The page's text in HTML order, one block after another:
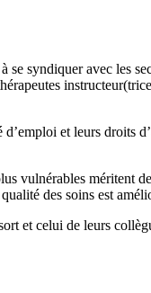
syndiquer avec les
et leurs droits
vulnérables méritent
des soins est
et celui de leurs